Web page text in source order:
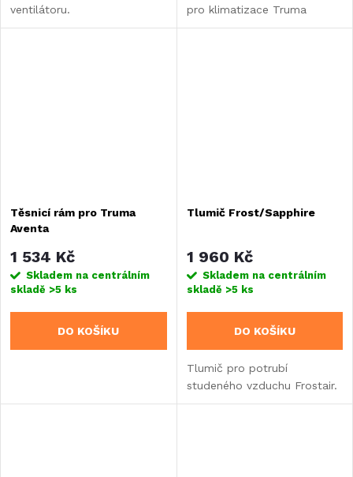
ventilátoru.
pro klimatizace Truma
Aventa.
Těsnicí rám pro Truma
Aventa
1 534 Kč
Skladem na centrálním
skladě >5 ks
DO KOŠÍKU
Tlumič Frost/Sapphire
1 960 Kč
Skladem na centrálním
skladě >5 ks
DO KOŠÍKU
Tlumič pro potrubí
studeného vzduchu Frostair.